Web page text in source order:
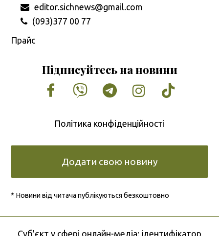
editor.sichnews@gmail.com
(093)377 00 77
Прайс
Підписуйтесь на новини
Facebook
VimeoTumblrInstagram
Tiktok
Політика конфіденційності
Додати свою новину
* Новини від читача публікуються безкоштовно
Cуб'єкт у сфері онлайн-медіа; ідентифікатор